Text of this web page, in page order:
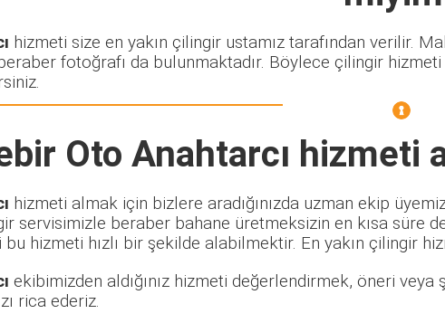
hizmeti size en yakın çilingir ustamız tarafından verilir.
fotoğrafı da bulunmaktadır. Böylece çilingir
Oto Anahtarcı hizmeti
hizmeti almak için bizlere aradığınızda uzman ekip
servisimizle beraber bahane üretmeksizin en kısa süre
hizmeti hızlı bir şekilde alabilmektir. En yakın çilingir
ekibimizden aldığınız hizmeti değerlendirmek, öneri
rica ederiz.